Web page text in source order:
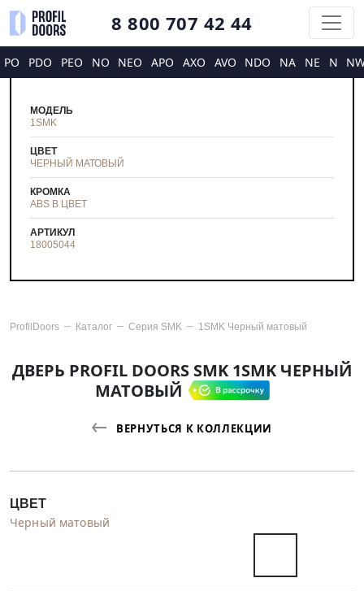
8 800 707 42 44
PO PDO PEO NO NEO APO AXO AVO NDO NA NE N
МОДЕЛЬ
1SMK
ЦВЕТ
ЧЕРНЫЙ МАТОВЫЙ
КРОМКА
ABS В ЦВЕТ
АРТИКУЛ
18005044
ProfilDoors Каталог Серия SMK 1SMK Черный матовый
ДВЕРЬ PROFIL DOORS SMK 1SMK ЧЕРНЫЙ
МАТОВЫЙ
ВЕРНУТЬСЯ К КОЛЛЕКЦИИ
ЦВЕТ
Черный матовый